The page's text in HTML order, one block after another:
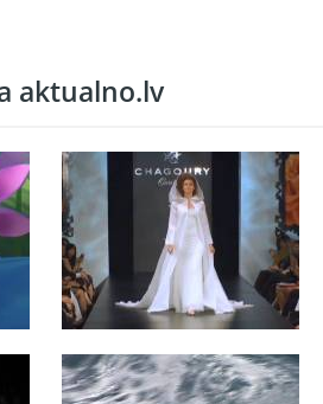
aktualno.lv